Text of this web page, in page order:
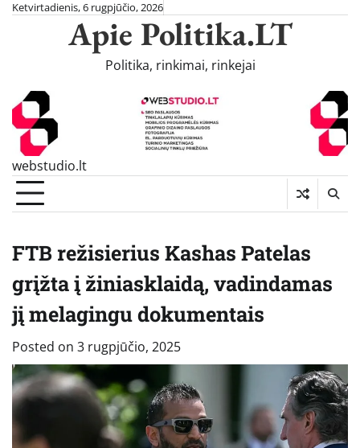
SkipKetvirtadienis, 6 rugpjūčio, 2026
Apie Politika.LT
Politika, rinkimai, rinkejai
webstudio.lt
FTB režisierius Kashas Patelas
grįžta į žiniasklaidą, vadindamas
jį melagingu dokumentais
Posted on 3 rugpjūčio, 2025